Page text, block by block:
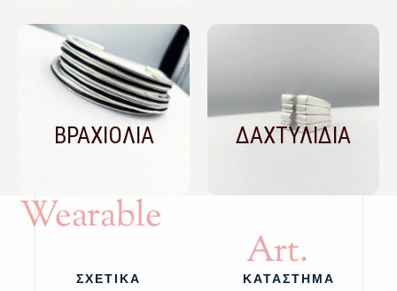
ΒΡΑΧΙΟΛΙΑ ΔΑΧΤΥΛΙΔΙΑ
Wearable
Art.
ΣΧΕΤΙΚΑ ΚΑΤΑΣΤΗΜΑ